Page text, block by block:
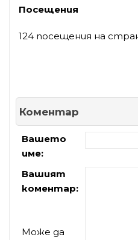
Посещения
124 посещения на
Коментар
Вашето
име:
Вашият
коментар:
Може да